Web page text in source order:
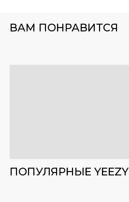
ВАМ ПОНРАВИТСЯ
ПОПУЛЯРНЫЕ YEEZY